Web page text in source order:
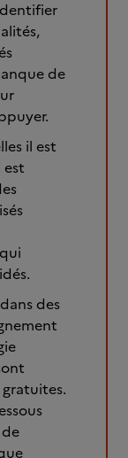
de
il est
est
des